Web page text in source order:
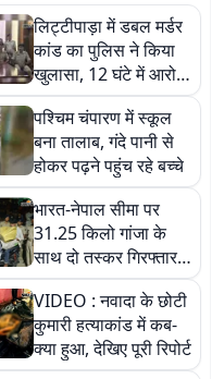
लिट्टीपाड़ा में डबल मर्डर
कांड का पुलिस ने किया
खुलासा, 12 घंटे में आरोपी
गिरफ्तार
पश्चिम चंपारण में स्कूल
बना तालाब, गंदे पानी से
होकर पढ़ने पहुंच रहे बच्चे
भारत-नेपाल सीमा पर
31.25 किलो गांजा के
साथ दो तस्कर गिरफ्तार,
नेपाली नंबर की बाइक
जब्त
VIDEO : नवादा के छोटी
कुमारी हत्याकांड में कब-
क्या हुआ, देखिए पूरी रिपोर्ट